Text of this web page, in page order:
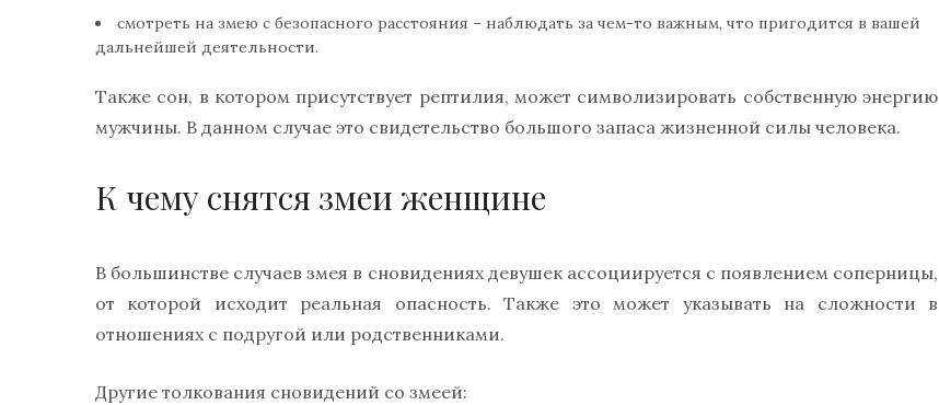
смотреть на змею с безопасного расстояния – наблюдать за чем-то важным, что пригодится в вашей
дальнейшей деятельности.
Также сон, в котором присутствует рептилия, может символизировать собственную энергию
мужчины. В данном случае это свидетельство большого запаса жизненной силы человека.
К чему снятся змеи женщине
В большинстве случаев змея в сновидениях девушек ассоциируется с появлением соперницы,
от которой исходит реальная опасность. Также это может указывать на сложности в
отношениях с подругой или родственниками.
Другие толкования сновидений со змеей: